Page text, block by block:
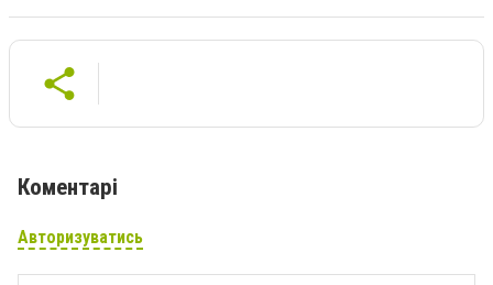
Коментарі
Авторизуватись